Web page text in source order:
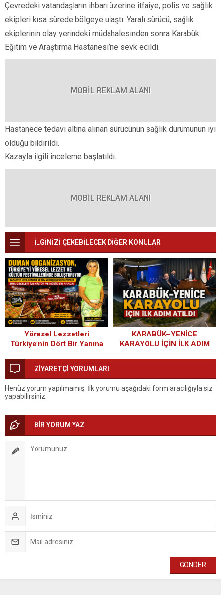
Çevredeki vatandaşların ihbarı üzerine itfaiye, polis ve sağlık
ekipleri kısa sürede bölgeye ulaştı. Yaralı sürücü, sağlık
ekiplerinin olay yerindeki müdahalesinden sonra Karabük
Eğitim ve Araştırma Hastanesi’ne sevk edildi.
MOBİL REKLAM ALANI
Hastanede tedavi altına alınan sürücünün sağlık durumunun iyi
olduğu bildirildi.
Kazayla ilgili inceleme başlatıldı.
MOBİL REKLAM ALANI
İLGİNİZİ ÇEKEBİLECEK DİĞER KONULAR
Yöresel Lezzetleri
Türkiye’nin Dört Bir Yanına
Duman Organizasyon
KARABÜK–YENİCE
KARAYOLU İÇİN İLK ADIM
ZİYARETÇİ YORUMLARI
Henüz yorum yapılmamış. İlk yorumu aşağıdaki form aracılığıyla siz
yapabilirsiniz.
BİR YORUM YAZ